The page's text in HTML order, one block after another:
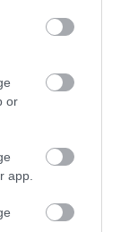
or
app.
magatartás
kapuit a